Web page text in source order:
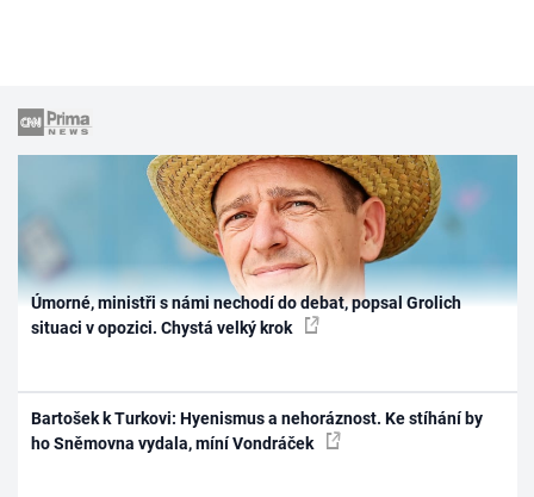
Úmorné, ministři s námi nechodí do debat, popsal Grolich
situaci v opozici. Chystá velký krok
Bartošek k Turkovi: Hyenismus a nehoráznost. Ke stíhání by
ho Sněmovna vydala, míní Vondráček